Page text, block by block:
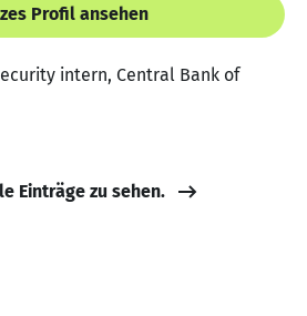
Profil ansehen
intern, Central Bank of
Einträge zu sehen.